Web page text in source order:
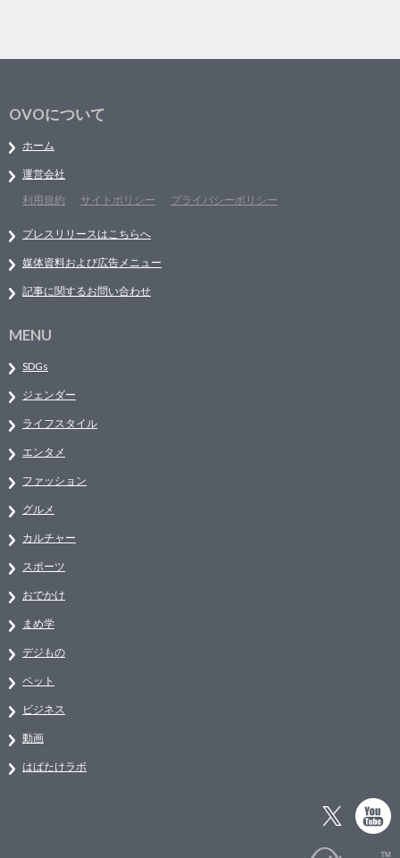
OVOについて
ホーム
運営会社
利用規約
サイトポリシー プライバシーポリシー
プレスリリースはこちらへ
媒体資料および広告メニュー
記事に関するお問い合わせ
MENU
SDGs
ジェンダー
ライフスタイル
エンタメ
ファッション
グルメ
カルチャー
スポーツ
おでかけ
まめ学
デジもの
ペット
ビジネス
動画
はばたけラボ